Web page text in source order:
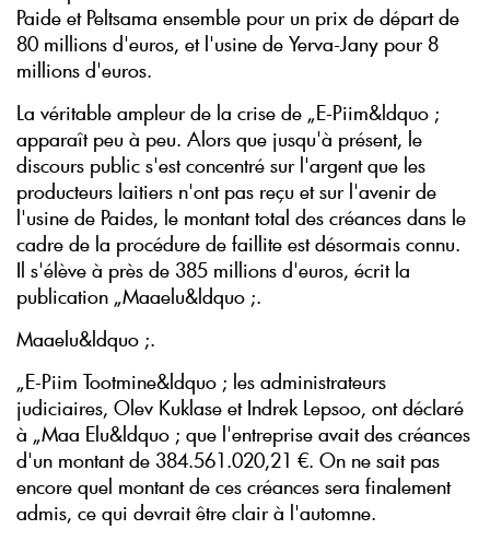
Paide et Peltsama ensemble pour un prix de départ de
80 millions d'euros, et l'usine de Yerva-Jany pour 8
millions d'euros.
La véritable ampleur de la crise de „E-Piim&ldquo ;
apparaît peu à peu. Alors que jusqu'à présent, le
discours public s'est concentré sur l'argent que les
producteurs laitiers n'ont pas reçu et sur l'avenir de
l'usine de Paides, le montant total des créances dans le
cadre de la procédure de faillite est désormais connu.
Il s'élève à près de 385 millions d'euros, écrit la
publication „Maaelu&ldquo ;.
Maaelu&ldquo ;.
„E-Piim Tootmine&ldquo ; les administrateurs
judiciaires, Olev Kuklase et Indrek Lepsoo, ont déclaré
à „Maa Elu&ldquo ; que l'entreprise avait des créances
d'un montant de 384.561.020,21 €. On ne sait pas
encore quel montant de ces créances sera finalement
admis, ce qui devrait être clair à l'automne.